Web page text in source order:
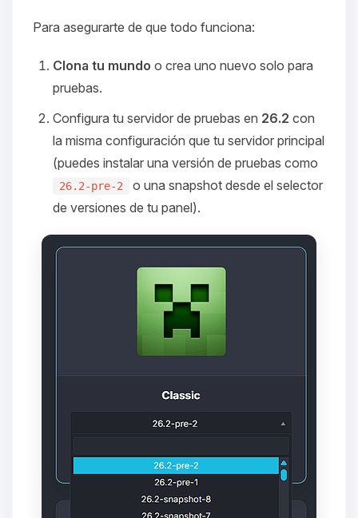
Para asegurarte de que todo funciona:
Clona tu mundo o crea uno nuevo solo para
pruebas.
Configura tu servidor de pruebas en 26.2 con
la misma configuración que tu servidor principal
(puedes instalar una versión de pruebas como
26.2-pre-2
o una snapshot desde el selector
de versiones de tu panel).
Yupi, por fin alguien con quien
hablar! Soy Choupy, tu pequeno
asistente de BoxToPlay. Cuentame
pequenos circuitos para ayudarte.
08/08/2026 06:36